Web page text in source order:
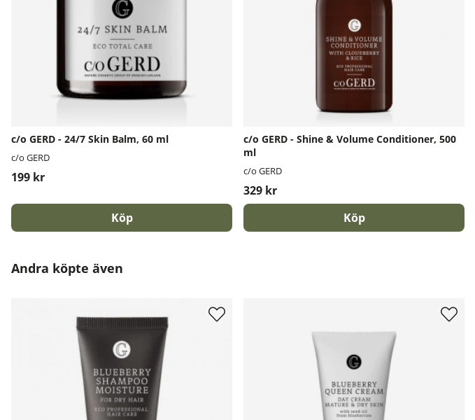
c/o GERD - 24/7 Skin Balm, 60 ml
c/o GERD
199 kr
Köp
c/o GERD - Shine & Volume Conditioner, 500
ml
c/o GERD
329 kr
Köp
Andra köpte även